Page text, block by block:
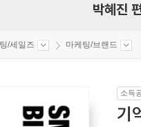
박혜진
/세일즈 마케팅/브랜드
소득
기